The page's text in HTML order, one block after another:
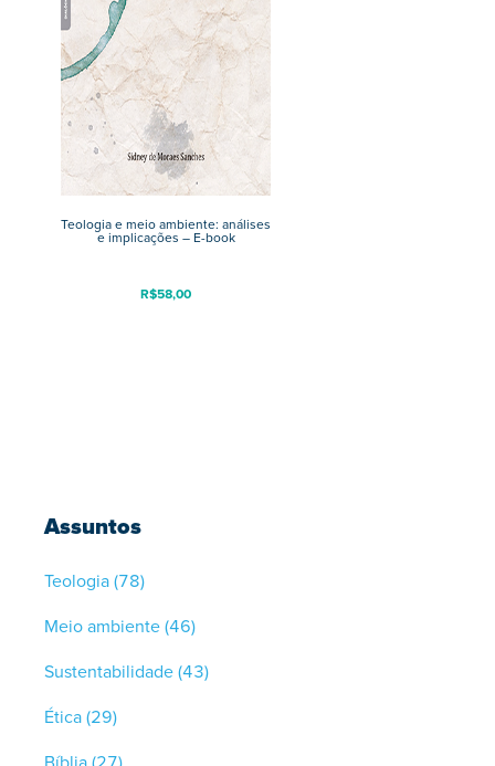
Assuntos
Teologia(78)
Meio ambiente(46)
Sustentabilidade(43)
Ética(29)
Teologia e meio ambiente: análises
e implicações – E-book
R$58,00